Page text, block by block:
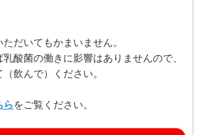
だいてもかまいません。
酸菌の働きに影響はありませんので、
飲んで）ください。
らをご覧ください。